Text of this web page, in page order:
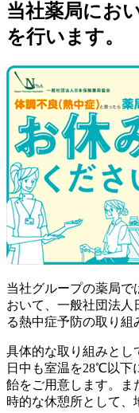
当社薬局にお
を行います。
当社グループの薬局で
おいて、一般社団法人
る熱中症予防の取り組
具体的な取り組みとし
日中も室温を28℃以下
飴をご用意します。ま
時的な休憩所として、